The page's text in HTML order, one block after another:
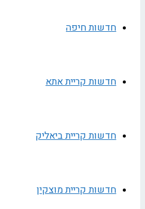
חדשות חיפה
חדשות קריית אתא
חדשות קריית ביאליק
חדשות קריית מוצקין